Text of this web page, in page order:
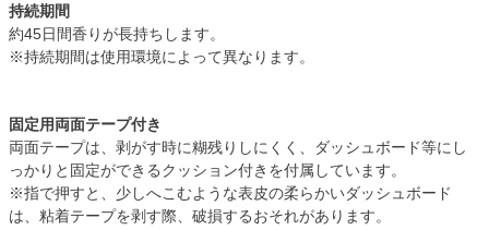
持続期間
約45日間香りが長持ちします。
※持続期間は使用環境によって異なります。
固定用両面テープ付き
両面テープは、剥がす時に糊残りしにくく、ダッシュボード等にし
っかりと固定ができるクッション付きを付属しています。
※指で押すと、少しへこむような表皮の柔らかいダッシュボード
は、粘着テープを剥す際、破損するおそれがあります。